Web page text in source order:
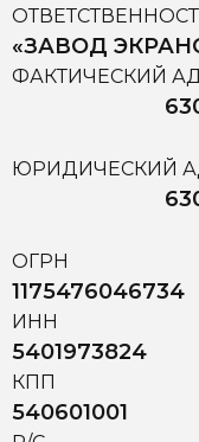
«ЗАВОД
ФАКТИЧЕСКИЙ
ЮРИДИЧЕСКИЙ
ОГРН
1175476046734
ИНН
5401973824
КПП
540601001